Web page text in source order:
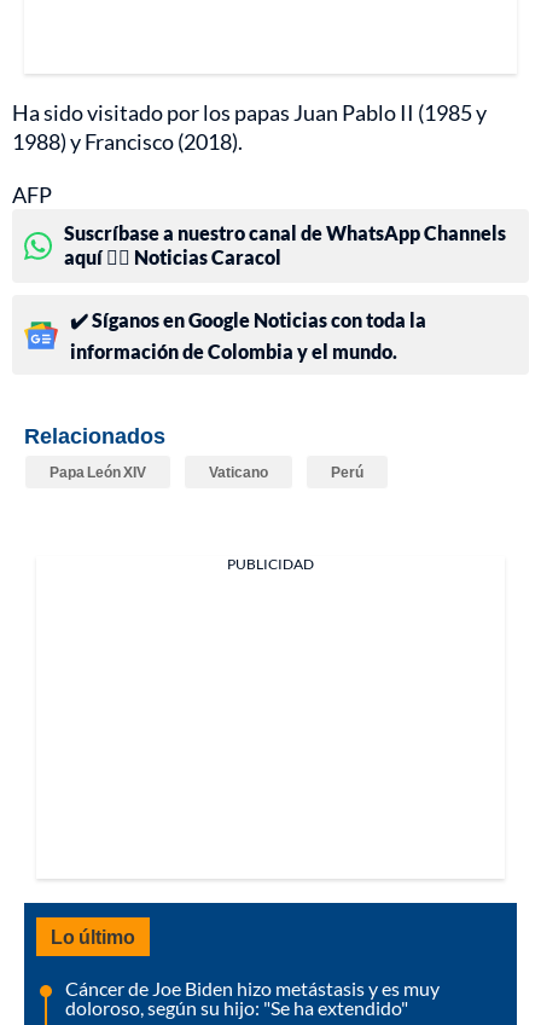
Ha sido visitado por los papas Juan Pablo II (1985 y
1988) y Francisco (2018).
AFP
Suscríbase a nuestro canal de WhatsApp Channels
aquí 👉🏻 Noticias Caracol
✔️ Síganos en Google Noticias con toda la
información de Colombia y el mundo.
Relacionados
Papa León XIV Vaticano Perú
PUBLICIDAD
Lo último
Cáncer de Joe Biden hizo metástasis y es muy
doloroso, según su hijo: "Se ha extendido"